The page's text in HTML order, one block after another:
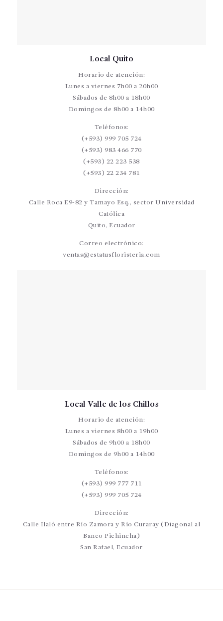
Local Quito
Horario de atención:
Lunes a viernes 7h00 a 20h00
Sábados de 8h00 a 18h00
Domingos de 8h00 a 14h00
Teléfonos:
(+593) 999 705 724
(+593) 983 466 770
(+593) 22 223 538
(+593) 22 234 781
Dirección:
Calle Roca E9-82 y Tamayo Esq., sector Universidad
Católica
Quito, Ecuador
Correo electrónico:
ventas@estatusfloristeria.com
Local Valle de los Chillos
Horario de atención:
Lunes a viernes 8h00 a 19h00
Sábados de 9h00 a 18h00
Domingos de 9h00 a 14h00
Teléfonos:
(+593) 999 777 711
(+593) 999 705 724
Dirección:
Calle Ilaló entre Río Zamora y Río Curaray (Diagonal al
Banco Pichincha)
San Rafael, Ecuador